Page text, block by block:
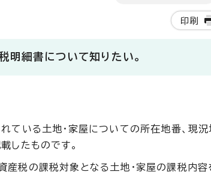
印刷
明細書について知りたい。
いる土地・家屋についての所在地番、現況
したものです。
税の課税対象となる土地・家屋の課税内容